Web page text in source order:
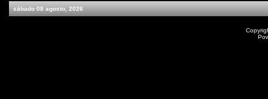
sábado 08 agosto, 2026